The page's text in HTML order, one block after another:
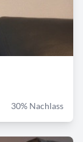
30% Nachlass